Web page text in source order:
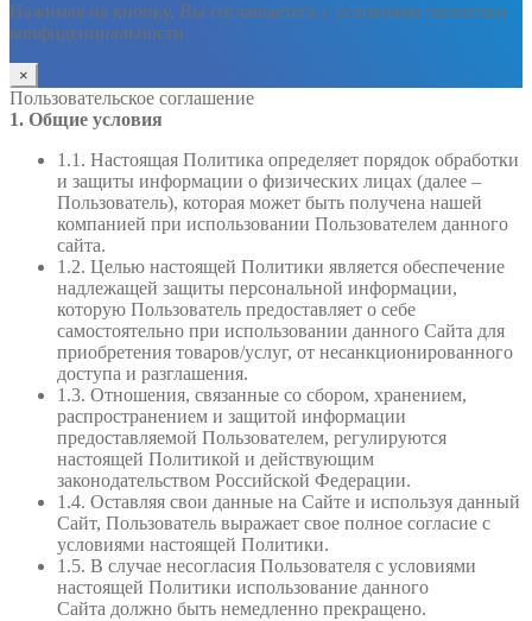
Нажимая на кнопку, Вы соглашаетесь с условиями политики
конфиденциальности
×
Пользовательское соглашение
1. Общие условия
1.1. Настоящая Политика определяет порядок обработки
и защиты информации о физических лицах (далее –
Пользователь), которая может быть получена нашей
компанией при использовании Пользователем данного
сайта.
1.2. Целью настоящей Политики является обеспечение
надлежащей защиты персональной информации,
которую Пользователь предоставляет о себе
самостоятельно при использовании данного Сайта для
приобретения товаров/услуг, от несанкционированного
доступа и разглашения.
1.3. Отношения, связанные со сбором, хранением,
распространением и защитой информации
предоставляемой Пользователем, регулируются
настоящей Политикой и действующим
законодательством Российской Федерации.
1.4. Оставляя свои данные на Сайте и используя данный
Сайт, Пользователь выражает свое полное согласие с
условиями настоящей Политики.
1.5. В случае несогласия Пользователя с условиями
настоящей Политики использование данного
Сайта должно быть немедленно прекращено.